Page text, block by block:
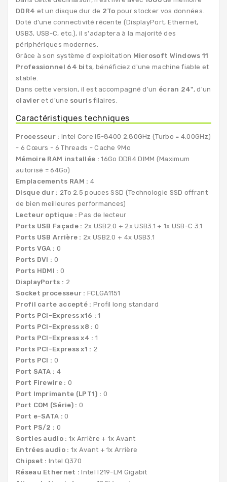
DDR4 et un disque dur de 2To pour stocker vos données.
Doté d’une connectivité récente (DisplayPort, Ethernet,
USB3, USB-C, etc.), il s'adaptera à la majorité des
périphériques modernes.
Grâce à son système d'exploitation Microsoft Windows 11
Professionnel 64 bits, bénéficiez d'une machine fiable et
stable.
Dans cette version, il est accompagné d'un écran 24", d'un
clavier et d'une sourisfilaires.
Caractéristiques techniques
Processeur : Intel Core i5-8400 2.80GHz (Turbo = 4.00GHz)
- 6 Cœurs - 6 Threads - Cache 9Mo
Mémoire RAM installée :16Go DDR4 DIMM (Maximum
autorisé = 64Go)
Emplacements RAM : 4
Disque dur : 2To 2.5 pouces SSD (Technologie SSD offrant
de bien meilleures performances)
Lecteur optique : Pas de lecteur
Ports USB Façade : 2x USB2.0 + 2x USB3.1 + 1x USB-C 3.1
Ports USB Arrière : 2x USB2.0 + 4x USB3.1
Ports VGA : 0
Ports DVI : 0
Ports HDMI : 0
DisplayPorts : 2
Socket processeur : FCLGA1151
Profil carte accepté : Profil long standard
Ports PCI-Express x16 : 1
Ports PCI-Express x8 : 0
Ports PCI-Express x4 : 1
Ports PCI-Express x1 : 2
Ports PCI : 0
Port SATA : 4
Port Firewire : 0
Port Imprimante (LPT1) : 0
Port COM (Série) : 0
Port e-SATA : 0
Port PS/2 : 0
Sorties audio : 1x Arrière + 1x Avant
Entrées audio : 1x Avant + 1x Arrière
Chipset : Intel Q370
Réseau Ethernet :Intel I219-LM Gigabit